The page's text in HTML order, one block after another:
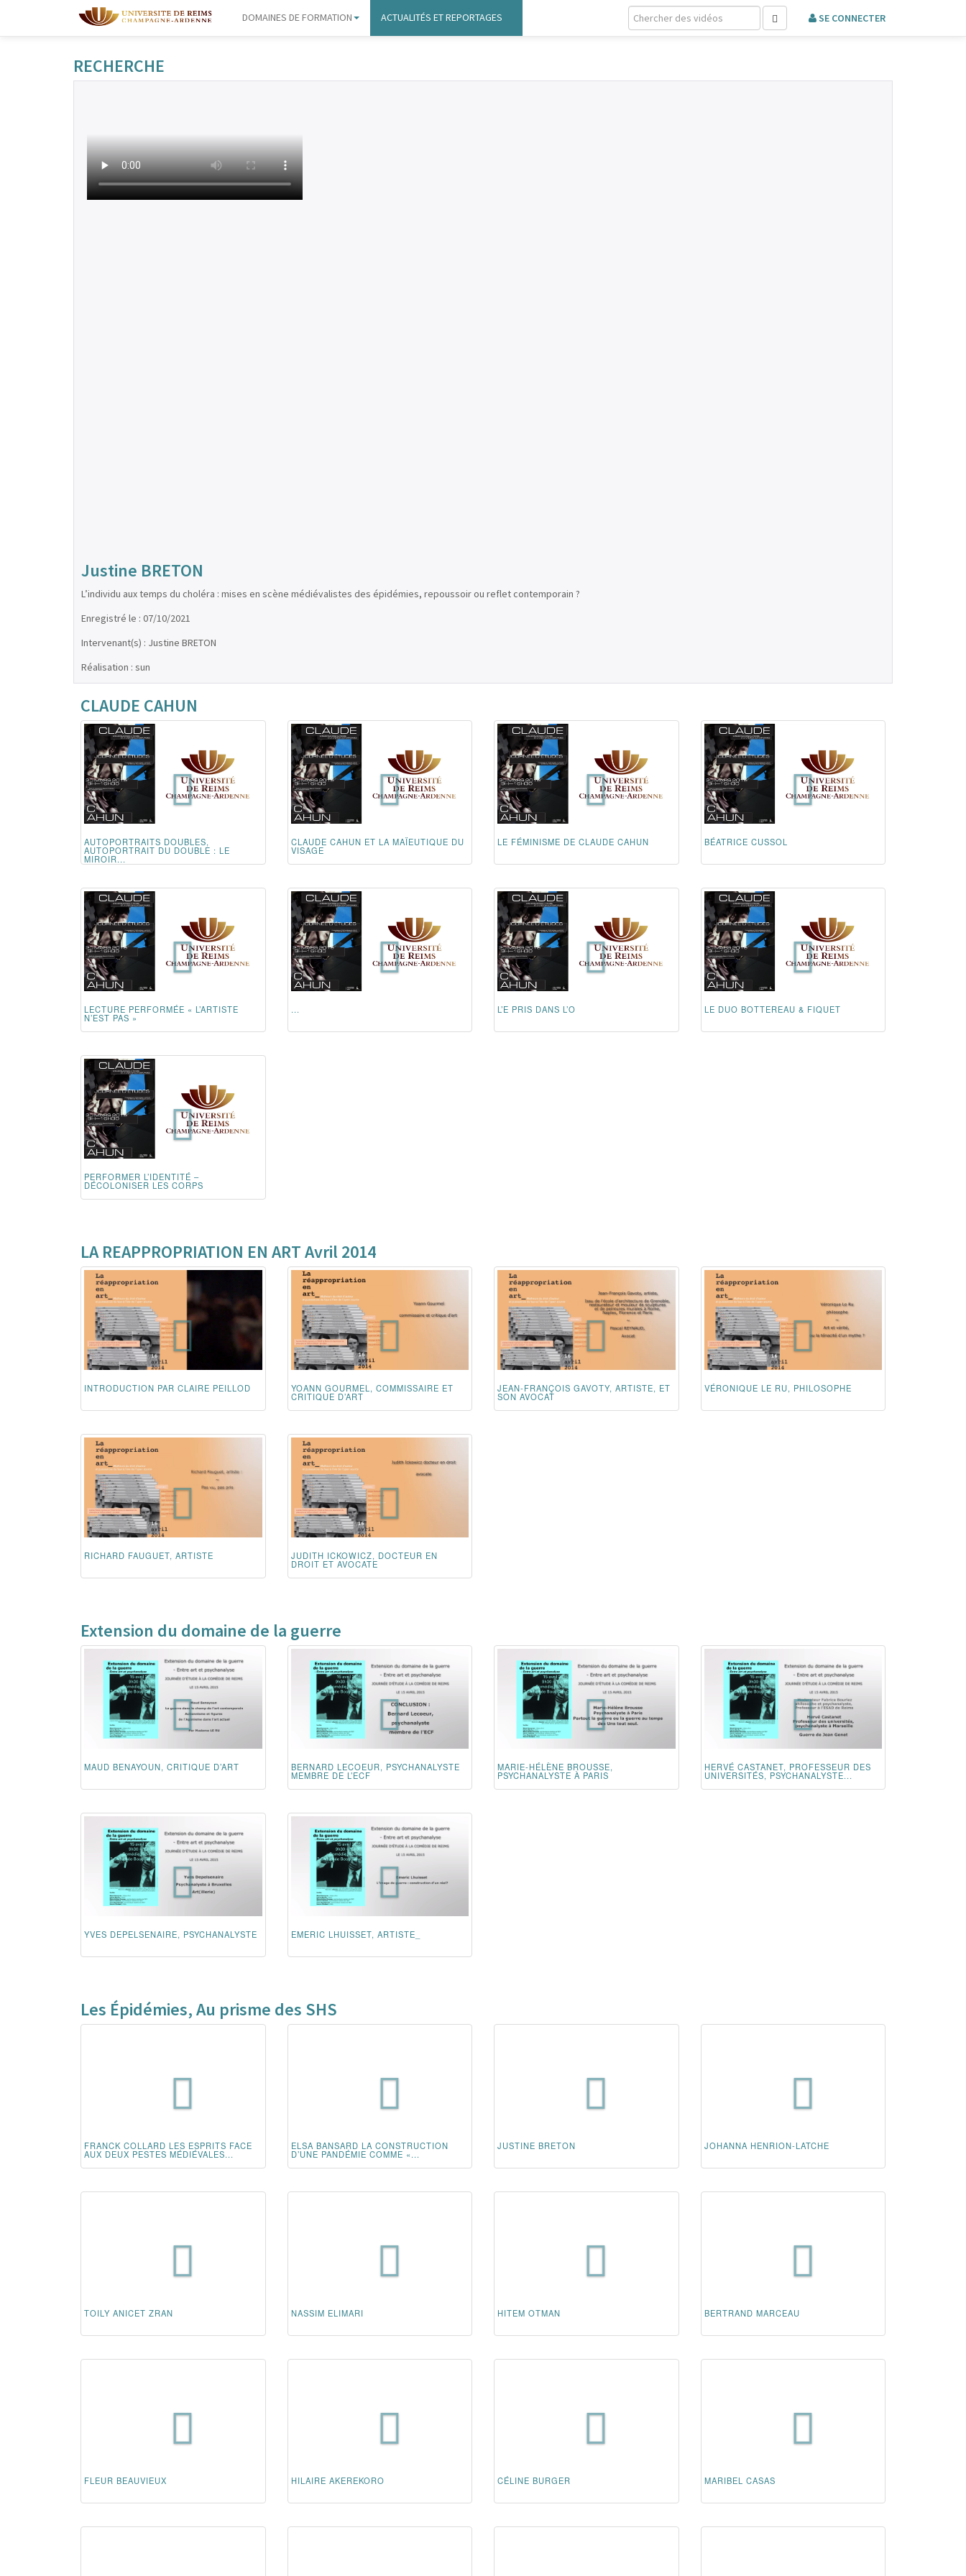
DOMAINES DE FORMATION ACTUALITÉS ET REPORTAGES
RECHERCHE
Justine BRETON
L’individu aux temps du choléra : mises en scène médiévalistes des épidémies, repoussoir ou reflet contemporain ?
Enregistré le : 07/10/2021
Intervenant(s) : Justine BRETON
Réalisation : sun
CLAUDE CAHUN
AUTOPORTRAITS DOUBLES,
AUTOPORTRAIT DU DOUBLE : LE
MIROIR...
CLAUDE CAHUN ET LA MAÏEUTIQUE DU
VISAGE
LE FÉMINISME DE CLAUDE CAHUN BÉATRICE CUSSOL
LECTURE PERFORMÉE « L’ARTISTE
N’EST PAS »
... L’E PRIS DANS L’O LE DUO BOTTEREAU & FIQUET
PERFORMER L’IDENTITÉ –
DÉCOLONISER LES CORPS
LA REAPPROPRIATION EN ART Avril 2014
INTRODUCTION PAR CLAIRE PEILLOD YOANN GOURMEL, COMMISSAIRE ET
CRITIQUE D’ART
JEAN-FRANÇOIS GAVOTY, ARTISTE, ET
SON AVOCAT
VÉRONIQUE LE RU, PHILOSOPHE
RICHARD FAUGUET, ARTISTE JUDITH ICKOWICZ, DOCTEUR EN
DROIT ET AVOCATE
Extension du domaine de la guerre
MAUD BENAYOUN, CRITIQUE D’ART BERNARD LECOEUR, PSYCHANALYSTE
MEMBRE DE L’ECF
MARIE-HÉLÈNE BROUSSE,
PSYCHANALYSTE À PARIS
HERVÉ CASTANET, PROFESSEUR DES
UNIVERSITÉS, PSYCHANALYSTE...
YVES DEPELSENAIRE, PSYCHANALYSTE EMERIC LHUISSET, ARTISTE_
Les Épidémies, Au prisme des SHS
FRANCK COLLARD LES ESPRITS FACE
AUX DEUX PESTES MÉDIÉVALES...
ELSA BANSARD LA CONSTRUCTION
D’UNE PANDÉMIE COMME «...
JUSTINE BRETON JOHANNA HENRION-LATCHE
TOILY ANICET ZRAN NASSIM ELIMARI HITEM OTMAN BERTRAND MARCEAU
FLEUR BEAUVIEUX HILAIRE AKEREKORO CÉLINE BURGER MARIBEL CASAS